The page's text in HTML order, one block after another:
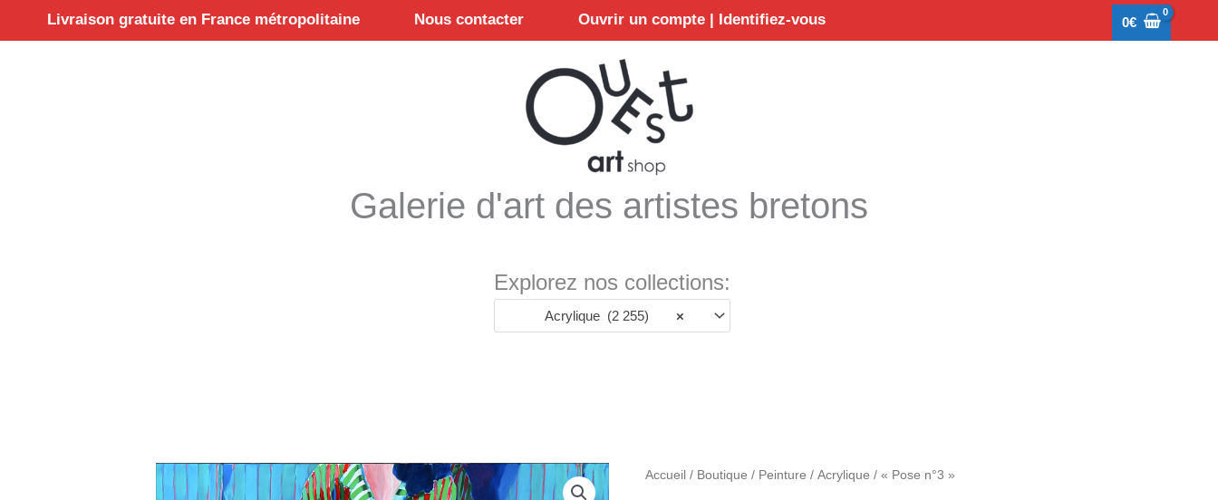
Livraison gratuite en France métropolitaine Nous contacter Ouvrir un compte | Identifiez-vous 0€
Galerie d'art des artistes bretons
Explorez nos collections:
×
Acrylique (2 255)
Accueil / Boutique / Peinture / Acrylique / « Pose n°3 »
quantité